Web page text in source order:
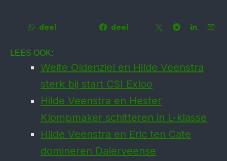
deel deel
LEES OOK:
Weite Oldenziel en Hilde Veenstra
sterk bij start CSI Exloo
Hilde Veenstra en Hester
Klompmaker schitteren in L-klasse
Hilde Veenstra en Eric ten Cate
domineren Dalerveense